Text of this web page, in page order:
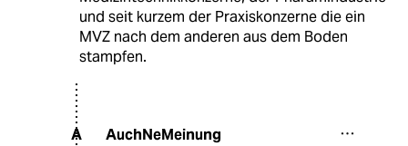
und seit kurzem der Praxiskonzerne die ein
MVZ nach dem anderen aus dem Boden
stampfen.
A AuchNeMeinung